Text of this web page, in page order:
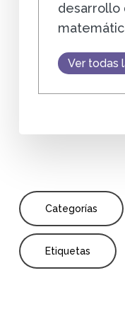
desarrollo
Ver todas
Categorías
Etiquetas